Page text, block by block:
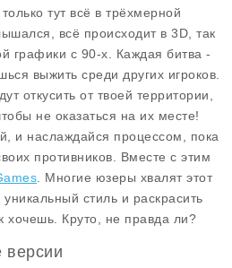
, только тут всё в трёхмерной
всё происходит в 3D, так
графики с 90-х. Каждая битва -
выжить среди других игроков.
откусить от твоей территории,
не оказаться на их месте!
и наслаждайся процессом, пока
противников. Вместе с этим
. Многие юзеры хвалят этот
стиль и раскрасить
хочешь. Круто, не правда ли?